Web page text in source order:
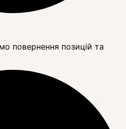
повернення позицій та